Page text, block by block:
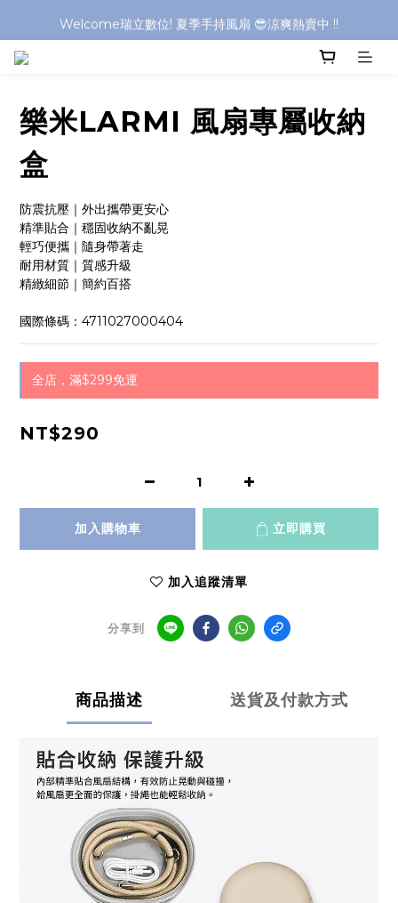
Welcome瑞立數位! 夏季手持風扇 😎涼爽熱賣中 !!
Welcome瑞立數位! 夏季手持風扇 😎涼爽熱賣中 !!
Welcome瑞立數位! 夏季手持風扇 😎涼爽熱賣中 !!
樂米LARMI 風扇專屬收納
盒
防震抗壓｜外出攜帶更安心
精準貼合｜穩固收納不亂晃
輕巧便攜｜隨身帶著走
耐用材質｜質感升級
精緻細節｜簡約百搭
國際條碼：4711027000404
全店，滿$299免運
NT$290
加入購物車 立即購買
加入追蹤清單
分享到
商品描述 送貨及付款方式